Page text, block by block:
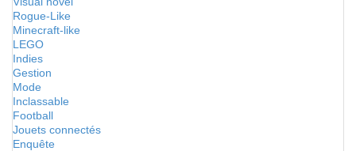
Rogue-Like
Minecraft-like
LEGO
Indies
Gestion
Mode
Inclassable
Football
Jouets connectés
Enquête